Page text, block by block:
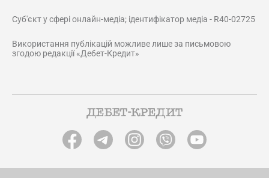
Суб'єкт у сфері онлайн-медіа; ідентифікатор медіа - R40-02725
Використання публікацій можливе лише за письмовою
згодою редакції «Дебет-Кредит»